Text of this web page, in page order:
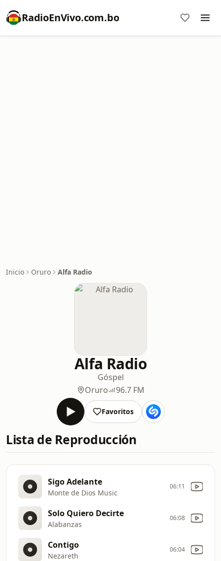
RadioEnVivo.com.bo
Inicio Oruro Alfa Radio
Alfa Radio
Góspel
Oruro
96.7 FM
Favoritos
Lista de Reproducción
Sigo Adelante
Monte de Dios Music
06:11
Solo Quiero Decirte
Alabanzas
06:08
Contigo
Nezareth
06:04